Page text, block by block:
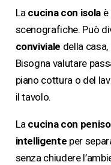
La cucina con isola
scenografiche. Può
conviviale della
Bisogna valutare
piano cottura o del
il tavolo.
La cucina con
intelligente per
senza chiudere